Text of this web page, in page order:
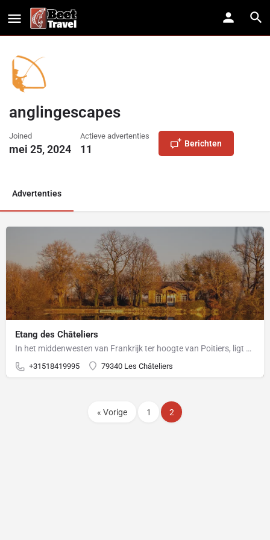
anglingescapes
Joined
mei 25, 2024
Actieve advertenties
11 Berichten
Advertenties
Etang des Châteliers
In het middenwesten van Frankrijk ter hoogte van Poitiers, ligt een prachtig 30 hectare groot domein met…
+31518419995 79340 Les Châteliers
« Vorige 1 2